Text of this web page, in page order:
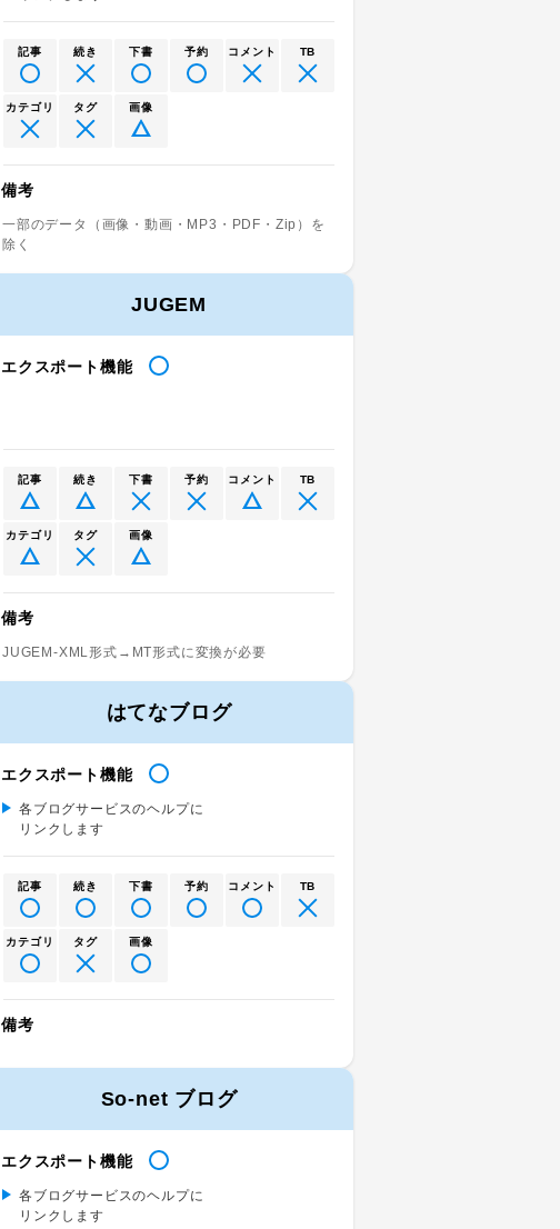
記事 続き 下書 予約 コメント TB
カテゴリ タグ 画像
備考
一部のデータ（画像・動画・MP3・PDF・Zip）を
除く
JUGEM
エクスポート機能
記事 続き 下書 予約 コメント TB
カテゴリ タグ 画像
備考
JUGEM-XML形式→MT形式に変換が必要
はてなブログ
エクスポート機能
各ブログサービスのヘルプに
リンクします
記事 続き 下書 予約 コメント TB
カテゴリ タグ 画像
備考
So-net ブログ
エクスポート機能
各ブログサービスのヘルプに
リンクします